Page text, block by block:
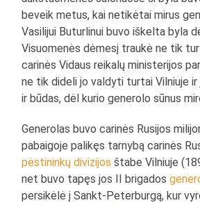
beveik metus, kai netikėtai mirus
Vasilijui Buturlinui buvo iškelta byla
Visuomenės dėmesį traukė ne tik
carinės Vidaus reikalų ministerijos
ne tik dideli jo valdyti turtai Vilniuje
ir būdas, dėl kurio generolo sūnus
Generolas buvo carinės Rusijos
pabaigoje palikęs tarnybą carinės
pėstininkų divizijos štabe Vilniuje
net buvo tapęs jos II brigados
persikėlė į Sankt-Peterburgą, kur